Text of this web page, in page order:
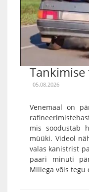
05.08.2026
Venemaal on
mis soodustab
müüki. Videol
valas kanistrist
paari minuti
Millega võis tegu